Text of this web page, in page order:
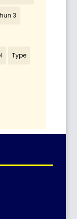
3
Type